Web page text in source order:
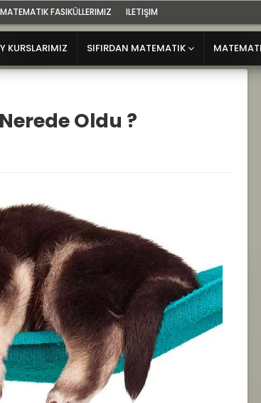
FASIKÜLLERIMIZ ILETIŞIM
KURSLARIMIZ SIFIRDAN MATEMATIK
Oldu ?